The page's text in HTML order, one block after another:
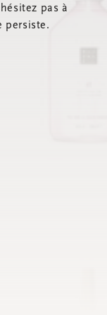
pas à
persiste.